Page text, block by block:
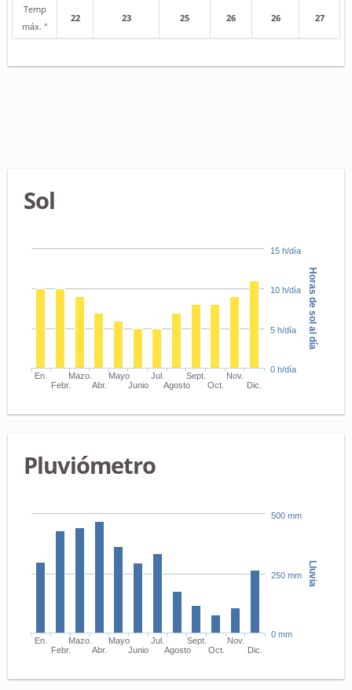
Temp
máx. °
22 23 25 26 26 27
Sol
Horas de sol al día
En.
Febr.
Mazo.
Abr.
Mayo
Junio
Jul.
Agosto
Sept.
Oct.
Nov.
Dic.
0 h/día
5 h/día
10 h/día
15 h/día
Pluviómetro
Lluvia
En.
Febr.
Mazo.
Abr.
Mayo
Junio
Jul.
Agosto
Sept.
Oct.
Nov.
Dic.
0 mm
250 mm
500 mm